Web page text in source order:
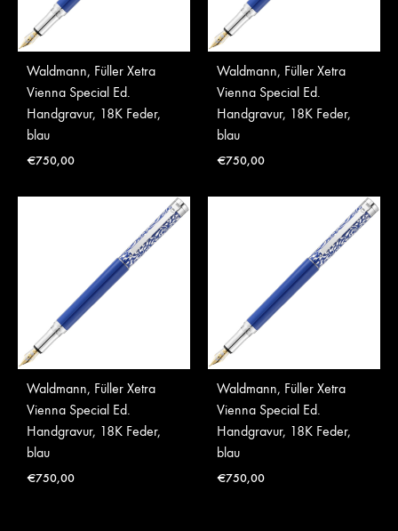
Waldmann, Füller Xetra
Vienna Special Ed.
Handgravur, 18K Feder,
blau
€750,00
Waldmann, Füller Xetra
Vienna Special Ed.
Handgravur, 18K Feder,
blau
€750,00
Waldmann, Füller Xetra
Vienna Special Ed.
Handgravur, 18K Feder,
blau
€750,00
Waldmann, Füller Xetra
Vienna Special Ed.
Handgravur, 18K Feder,
blau
€750,00